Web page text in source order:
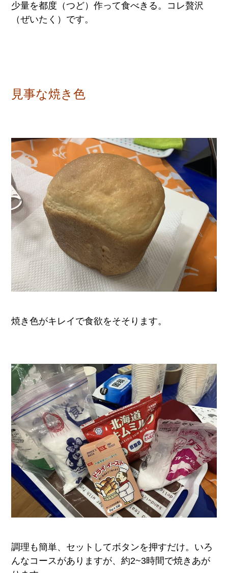
少量を都度（つど）作って食べきる。コレ贅沢
（ぜいたく）です。
見事な焼き色
焼き色がキレイで食欲をそそります。
調理も簡単、セットしてボタンを押すだけ。いろ
んなコースがありますが、約2~3時間で焼きあが